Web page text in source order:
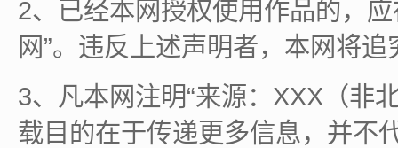
2、已经本网授权使用作品的，
网”。违反上述声明者，本网将
3、凡本网注明“来源：XXX（非
载目的在于传递更多信息，并不